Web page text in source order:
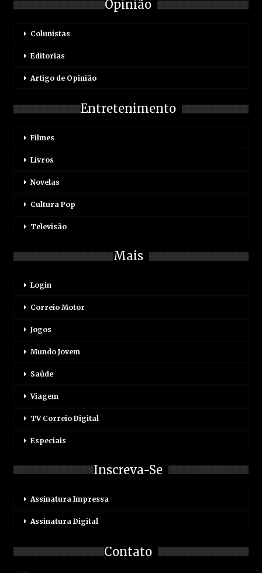
Opinião
Colunistas
Editorias
Artigo de Opinião
Entretenimento
Filmes
Livros
Novelas
Cultura Pop
Televisão
Mais
Login
Correio Motor
Jogos
Mundo Jovem
Saúde
Viagem
TV Correio Digital
Especiais
Inscreva-Se
Assinatura Impressa
Assinatura Digital
Contato